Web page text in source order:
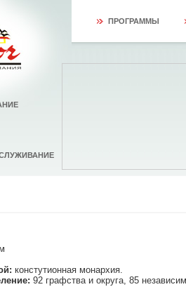
ПРОГРАММЫ
констутионная монархия.
92 графства и округа, 85